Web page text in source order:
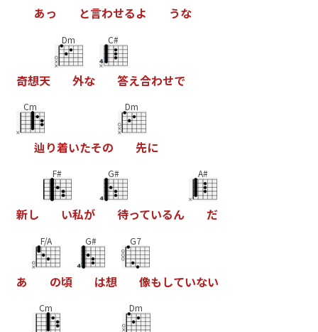
あっ と言わせるよ うな
奇想天
Dm
外な
C#
答え合わせで
Cm
辿り着いたその
Dm
先に
新し
F#
い私が
G#
待っているん
A#
だ
あ
F/A
の頃
G#
は想
G7
像もしていない
Cm Dm